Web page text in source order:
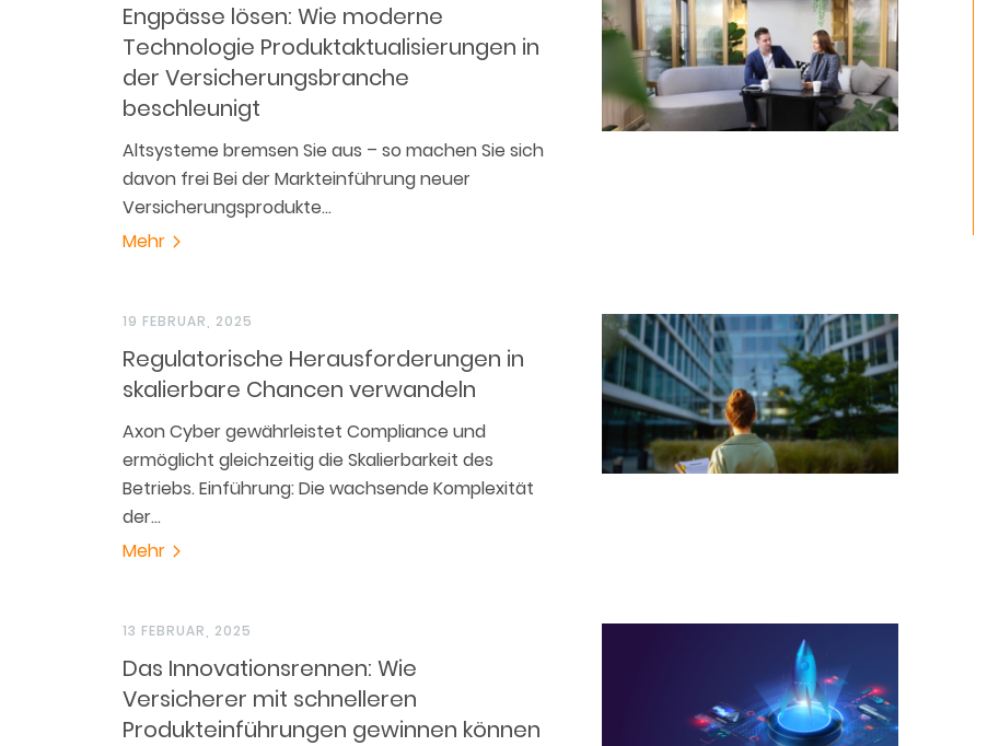
Engpässe lösen: Wie moderne
Technologie Produktaktualisierungen in
der Versicherungsbranche
beschleunigt
Altsysteme bremsen Sie aus – so machen Sie sich
davon frei Bei der Markteinführung neuer
Versicherungsprodukte…
Mehr
19 FEBRUAR, 2025
Regulatorische Herausforderungen in
skalierbare Chancen verwandeln
Axon Cyber gewährleistet Compliance und
ermöglicht gleichzeitig die Skalierbarkeit des
Betriebs. Einführung: Die wachsende Komplexität
der…
Mehr
13 FEBRUAR, 2025
Das Innovationsrennen: Wie
Versicherer mit schnelleren
Produkteinführungen gewinnen können